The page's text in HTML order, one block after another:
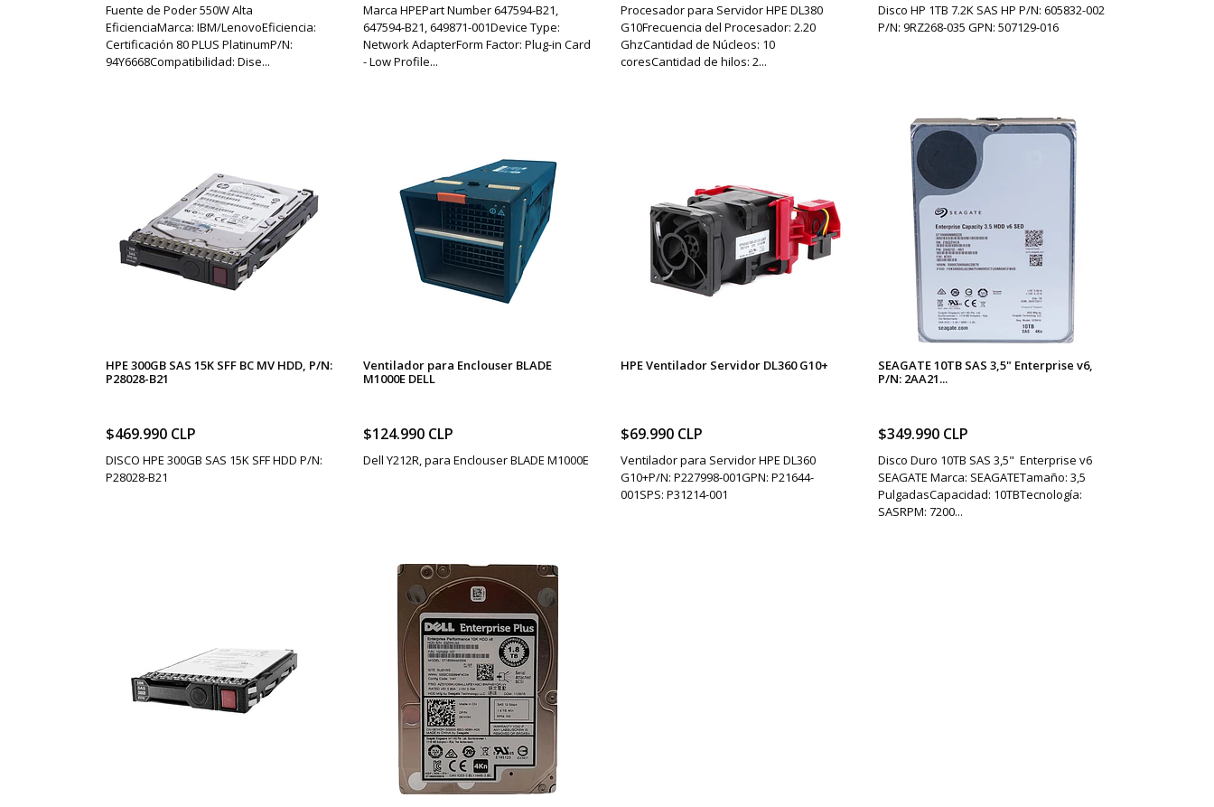
Fuente de Poder 550W Alta
EficienciaMarca: IBM/LenovoEficiencia:
Certificación 80 PLUS PlatinumP/N:
94Y6668Compatibilidad: Dise...
Marca HPEPart Number 647594-B21,
647594-B21, 649871-001Device Type:
Network AdapterForm Factor: Plug-in Card
- Low Profile...
Procesador para Servidor HPE DL380
G10Frecuencia del Procesador: 2.20
GhzCantidad de Núcleos: 10
coresCantidad de hilos: 2...
Disco HP 1TB 7.2K SAS HP P/N: 605832-002
P/N: 9RZ268-035 GPN: 507129-016
HPE 300GB SAS 15K SFF BC MV HDD, P/N:
P28028-B21
$469.990 CLP
DISCO HPE 300GB SAS 15K SFF HDD P/N:
P28028-B21
Ventilador para Enclouser BLADE
M1000E DELL
$124.990 CLP
Dell Y212R, para Enclouser BLADE M1000E
HPE Ventilador Servidor DL360 G10+
$69.990 CLP
Ventilador para Servidor HPE DL360
G10+P/N: P227998-001GPN: P21644-
001SPS: P31214-001
SEAGATE 10TB SAS 3,5" Enterprise v6,
P/N: 2AA21...
$349.990 CLP
Disco Duro 10TB SAS 3,5" Enterprise v6
SEAGATE Marca: SEAGATETamaño: 3,5
PulgadasCapacidad: 10TBTecnología:
SASRPM: 7200...